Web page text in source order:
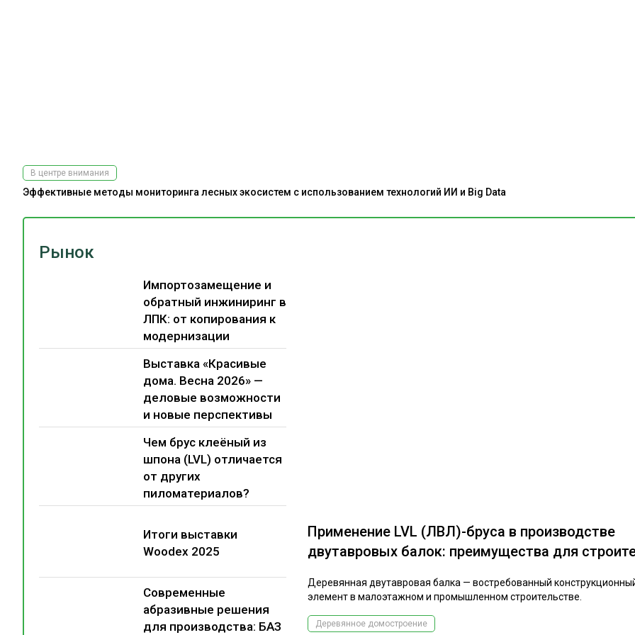
Рынок
Импортозамещение и
обратный инжиниринг в
ЛПК: от копирования к
модернизации
Выставка «Красивые
дома. Весна 2026» —
деловые возможности
и новые перспективы
Чем брус клеёный из
шпона (LVL) отличается
от других
пиломатериалов?
Итоги выставки
Woodex 2025
Современные
абразивные решения
для производства: БАЗ
Применение LVL (ЛВЛ)-бруса в производстве
двутавровых балок: преимущества для
Деревянная двутавровая балка — востребованный
элемент в малоэтажном и промышленном строительстве.
Деревянное домостроение
В центре внимания
Эффективные методы мониторинга лесных экосистем с использованием технологий ИИ и Big Data